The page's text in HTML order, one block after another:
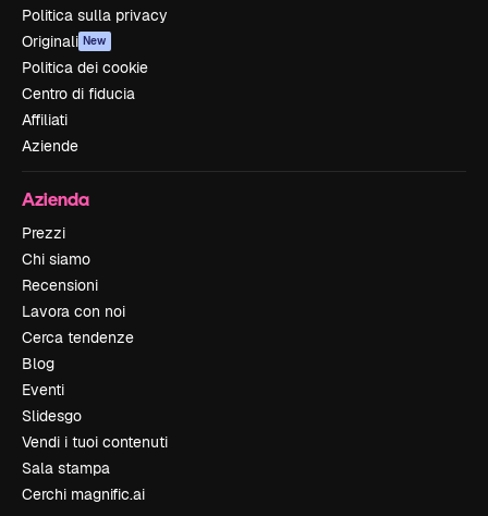
Politica sulla privacy
Originali New
Politica dei cookie
Centro di fiducia
Affiliati
Aziende
Azienda
Prezzi
Chi siamo
Recensioni
Lavora con noi
Cerca tendenze
Blog
Eventi
Slidesgo
Vendi i tuoi contenuti
Sala stampa
Cerchi magnific.ai